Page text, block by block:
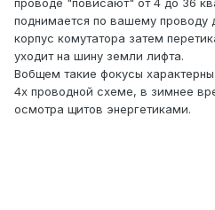
проводе "повисают" от 4 до 36
поднимается по вашему проводу
корпус комутатора затем
уходит на шину земли лифта.
Вобщем такие фокусы
4х проводной схеме, в зимнее
осмотра щитов энергетиками.